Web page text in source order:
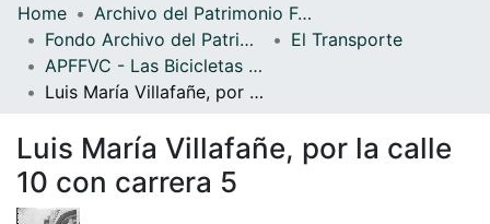
Statistics
Home
Archivo del Patrimonio Fotográfico y Fílmico del Valle del Cauca
Fondo Archivo del Patrimonio Fotográfico y Fílmico del Valle del Cauca
El Transporte
APFFVC - Las Bicicletas y Ca - Patrimonial
Luis María Villafañe, por la calle 10 con carrera 5
Luis María Villafañe, por la calle
10 con carrera 5